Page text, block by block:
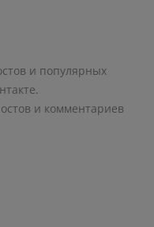
и популярных
и комментариев